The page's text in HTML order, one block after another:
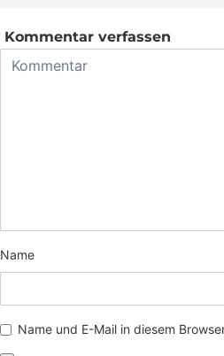
Kommentar verfassen
Name
Name und E-Mail in diesem